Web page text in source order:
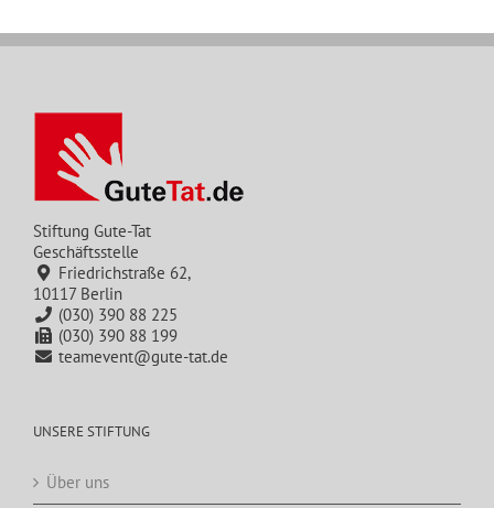
Stiftung Gute-Tat
Geschäftsstelle
Friedrichstraße 62,
10117 Berlin
(030) 390 88 225
(030) 390 88 199
teamevent@gute-tat.de
UNSERE STIFTUNG
Über uns